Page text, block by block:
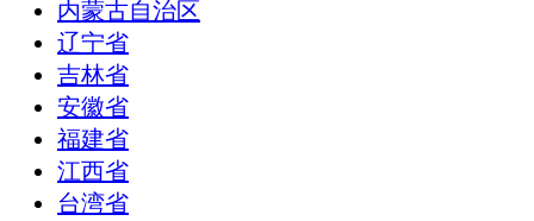
内蒙古自治区
辽宁省
吉林省
安徽省
福建省
江西省
台湾省